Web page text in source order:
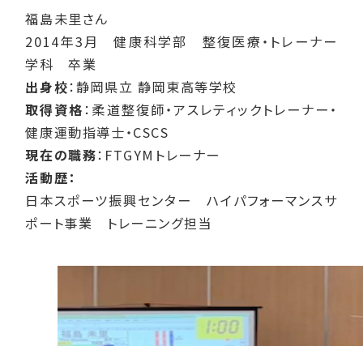
福島未里さん
2014年3月 健康科学部 整復医療・トレーナー
学科 卒業
出身校：静岡県立 静岡東高等学校
取得資格 ：柔道整復師・アスレティックトレーナー・
健康運動指導士・CSCS
現在の職務：FTGYMトレーナー
活動歴：
日本スポーツ振興センター ハイパフォーマンスサ
ポート事業 トレーニング担当